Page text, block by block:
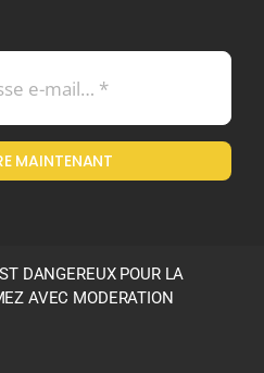
et de retours
MAINTENANT
DANGEREUX POUR LA
AVEC MODERATION